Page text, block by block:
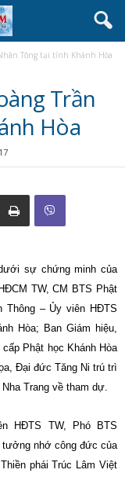
Tông tại tỉnh Khánh Hòa
Trần
Hòa
sự chứng minh của
TW, CM BTS Phật
Thông – Ủy viên HĐTS
Hòa; Ban Giám hiệu,
Phật học Khánh Hòa
Đại đức Tăng Ni trú trì
Trang về tham dự.
HĐTS TW, Phó BTS
tưởng nhớ công đức của
phái Trúc Lâm Việt